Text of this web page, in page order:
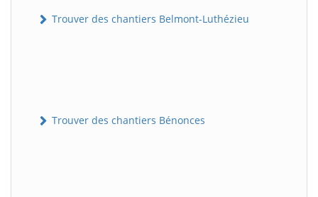
Trouver des chantiers Belmont-Luthézieu
Trouver des chantiers Bénonces